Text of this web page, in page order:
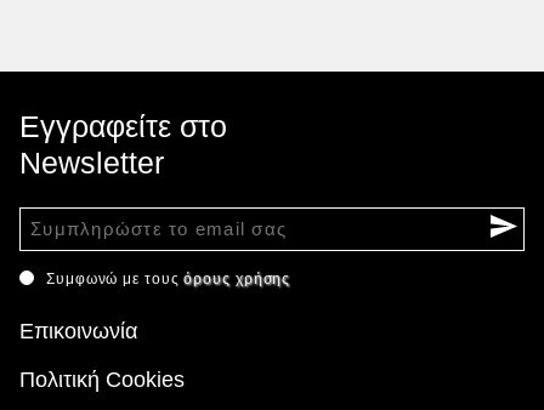
Εγγραφείτε στο
Newsletter
Συμφωνώ με τουςόρους χρήσης
Επικοινωνία
Πολιτική Cookies